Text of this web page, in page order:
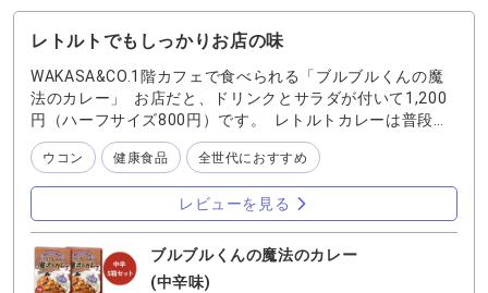
レトルトでもしっかりお店の味
WAKASA&CO.1階カフェで食べられる「ブルブルくんの魔
法のカレー」 お店だと、ドリンクとサラダが付いて1,200
円（ハーフサイズ800円）です。 レトルトカレーは普段あ
まり食べないのですが、これは本格的なスパイスも適度に
感じることができるのでお気に入りです⭐︎
ウコン 健康食品 全世代におすすめ
レビューを見る
ブルブルくんの魔法のカレー
(中辛味)